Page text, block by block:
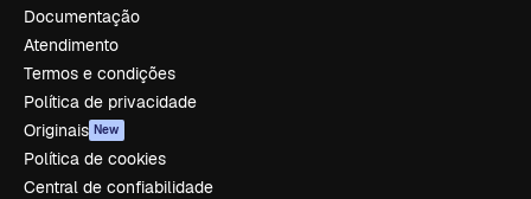
Documentação
Atendimento
Termos e condições
Política de privacidade
Originais New
Política de cookies
Central de confiabilidade